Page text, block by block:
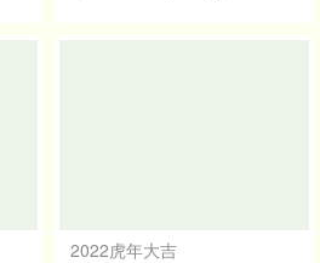
2022虎年大吉